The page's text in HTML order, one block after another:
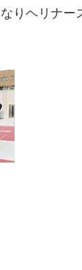
りヘリナ